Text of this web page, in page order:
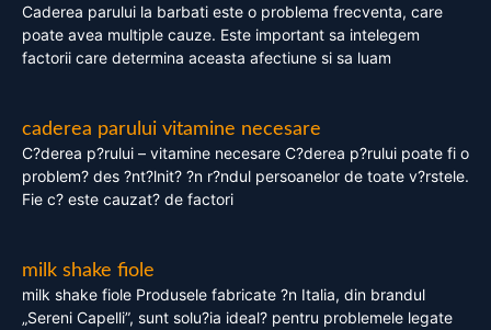
Caderea parului la barbati este o problema frecventa, care
poate avea multiple cauze. Este important sa intelegem
factorii care determina aceasta afectiune si sa luam
caderea parului vitamine necesare
C?derea p?rului – vitamine necesare C?derea p?rului poate fi o
problem? des ?nt?lnit? ?n r?ndul persoanelor de toate v?rstele.
Fie c? este cauzat? de factori
milk shake fiole
milk shake fiole Produsele fabricate ?n Italia, din brandul
„Sereni Capelli”, sunt solu?ia ideal? pentru problemele legate